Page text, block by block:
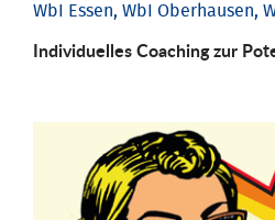
WbI Essen, WbI Oberhausen,
Individuelles Coaching zur